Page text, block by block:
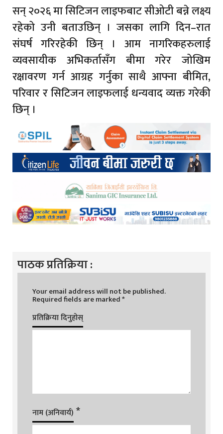
सन् २०२६ मा सिटिजन लाइफबाट सीओटी बन्ने लक्ष्य
रहेको उनी बताउछिन् । जसका लागि दिन–रात
संघर्ष गरिरहेकी छिन् । आम नागरिकहरुलाई
व्यवसायीक अभिकर्तासँग बीमा गरेर जोखिम
रक्षावरण गर्न आग्रह गर्नुका साथै आफ्ना बीमित,
परिवार र सिटिजन लाइफलाई धन्यवाद व्यक्त गरेकी
छिन् ।
पाठक प्रतिक्रिया :
Your email address will not be published.
Required fields are marked*
प्रतिक्रिया दिनुहोस्
नाम (अनिवार्य) *